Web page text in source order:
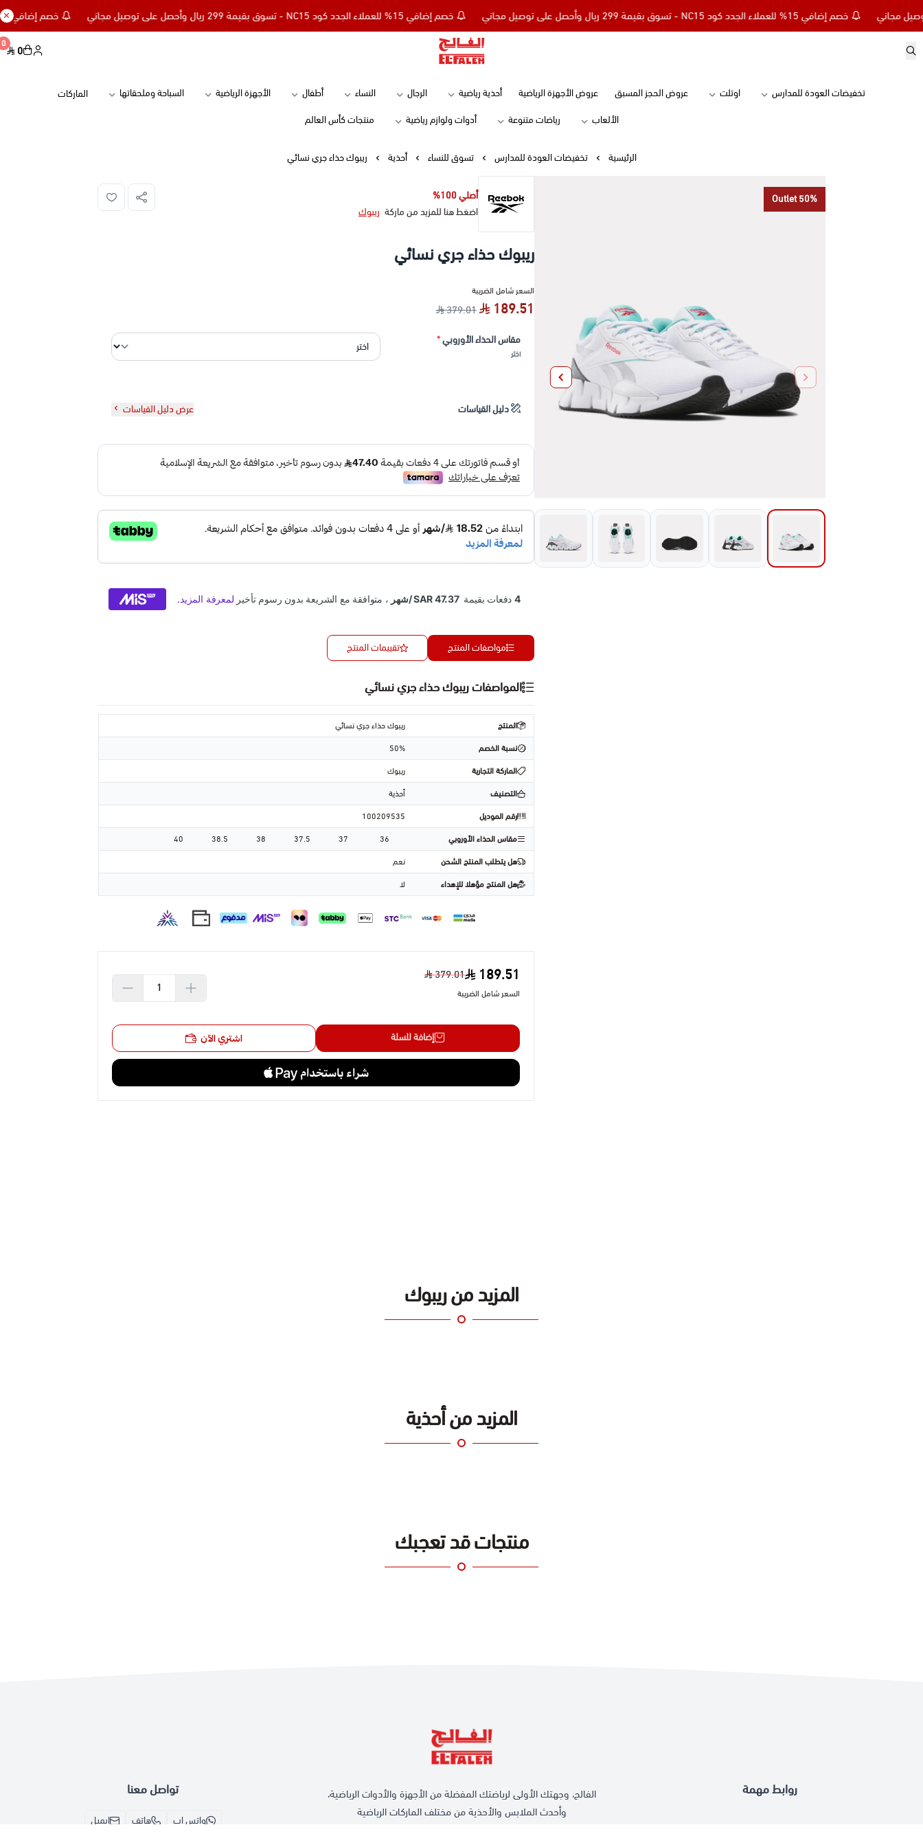
خصم إضافي 15% للعملاء الجدد كود NC15 - تسوق بقيمة 299 ريال وأحصل على توصيل مجاني خصم إضافي 15% للعملاء الجدد كود NC15 - تسوق بقيمة 299 ريال وأحصل على توصيل مجاني خصم إضافي 15% للعملاء الجدد كود NC15 - تسوق بقيمة 299 ريال وأحصل على توصيل مجاني
0 0
تخفيضات العودة للمدارس اوتلت عروض الحجز المسبق عروض الأجهزة الرياضية أحذية رياضية الرجال النساء أطفال الأجهزة الرياضية السباحة وملحقاتها
الماركات
الألعاب
رياضات متنوعة أدوات ولوازم رياضية منتجات كأس العالم
الرئيسية تخفيضات العودة للمدارس تسوق للنساء أحذية ريبوك حذاء جري نسائي
Outlet 50%
أصلي 100%
اضغط هنا للمزيد من ماركة ريبوك
ريبوك حذاء جري نسائي
السعر شامل الضريبة
189.51
379.01
مقاس الحذاء الأوروبي*
اختر
دليل القياسات عرض دليل القياسات
مواصفات المنتج تقييمات المنتج
المواصفات ريبوك حذاء جري نسائي
المنتج
ريبوك حذاء جري نسائي
نسبة الخصم
50%
الماركة التجارية
ريبوك
التصنيف
أحذية
رقم الموديل
100209535
مقاس الحذاء الأوروبي
36
37
37.5
38
38.5
40
هل يتطلب المنتج الشحن
نعم
هل المنتج مؤهلا للإهداء
لا
189.51
379.01
السعر شامل الضريبة
إضافة للسلة اشتري الآن
المزيد من ريبوك
المزيد من أحذية
منتجات قد تعجبك
روابط مهمة
الفالح، وجهتك الأولى لرياضتك المفضلة من الأجهزة والأدوات الرياضية،
وأحدث الملابس والأحذية من مختلف الماركات الرياضية
تواصل معنا
واتس اب هاتف إيميل